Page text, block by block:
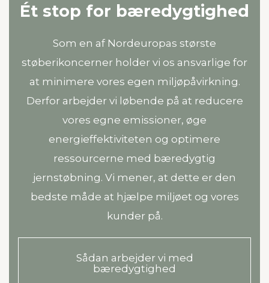
Ét stop for bæredygtighed
Som en af Nordeuropas største
støberikoncerner holder vi os ansvarlige for
at minimere vores egen miljøpåvirkning.
Derfor arbejder vi løbende på at reducere
vores egne emissioner, øge
energieffektiviteten og optimere
ressourcerne med bæredygtig
jernstøbning. Vi mener, at dette er den
bedste måde at hjælpe miljøet og vores
kunder på.
Sådan arbejder vi med
bæredygtighed